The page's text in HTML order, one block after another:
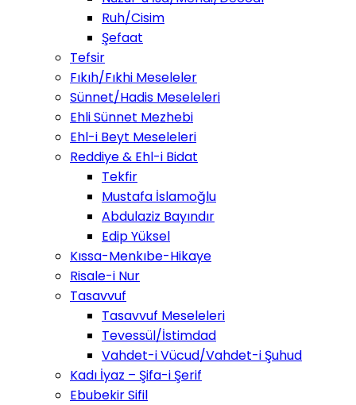
Ruh/Cisim
Şefaat
Tefsir
Fıkıh/Fıkhi Meseleler
Sünnet/Hadis Meseleleri
Ehli Sünnet Mezhebi
Ehl-i Beyt Meseleleri
Reddiye & Ehl-i Bidat
Tekfir
Mustafa İslamoğlu
Abdulaziz Bayındır
Edip Yüksel
Kıssa-Menkıbe-Hikaye
Risale-i Nur
Tasavvuf
Tasavvuf Meseleleri
Tevessül/İstimdad
Vahdet-i Vücud/Vahdet-i Şuhud
Kadı İyaz – Şifa-i Şerif
Ebubekir Sifil